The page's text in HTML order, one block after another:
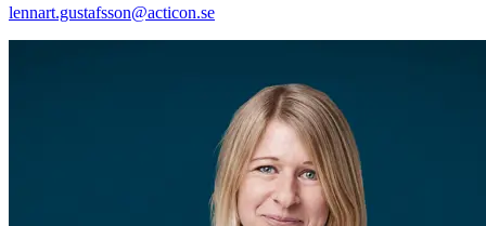
lennart.gustafsson@acticon.se